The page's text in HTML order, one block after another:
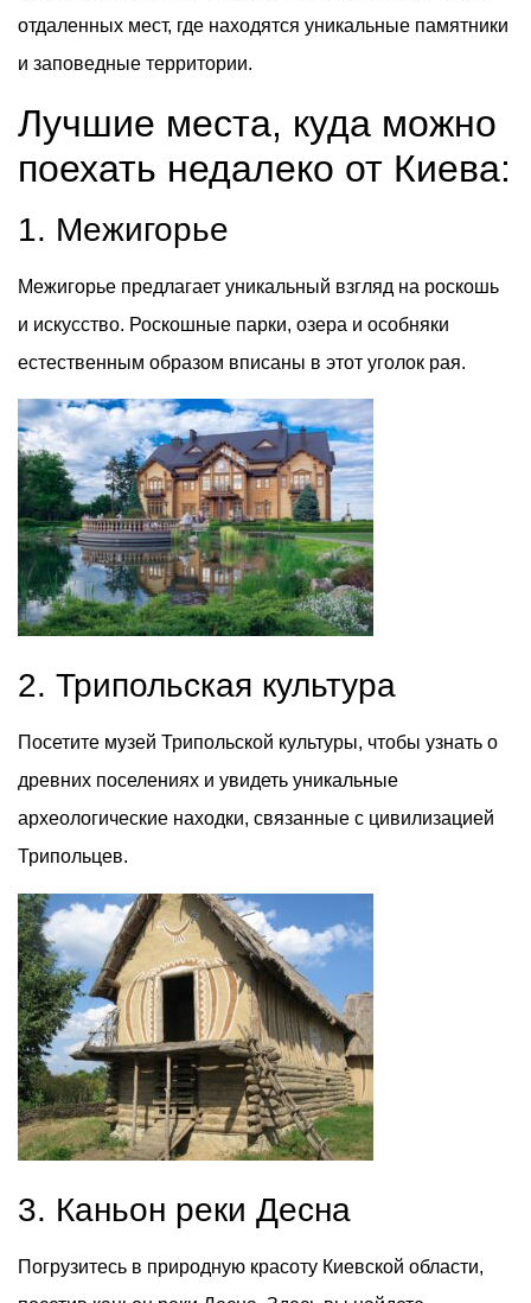
отдаленных мест, где находятся уникальные памятники
и заповедные территории.
Лучшие места, куда можно
поехать недалеко от Киева:
1. Межигорье
Межигорье предлагает уникальный взгляд на роскошь
и искусство. Роскошные парки, озера и особняки
естественным образом вписаны в этот уголок рая.
2. Трипольская культура
Посетите музей Трипольской культуры, чтобы узнать о
древних поселениях и увидеть уникальные
археологические находки, связанные с цивилизацией
Трипольцев.
3. Каньон реки Десна
Погрузитесь в природную красоту Киевской области,